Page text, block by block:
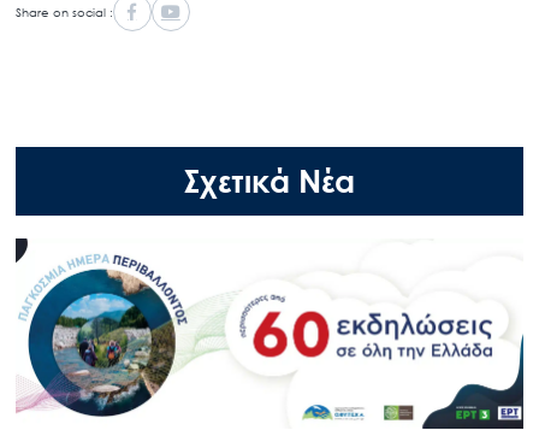
Search
Νέα – Δημοσιότητα
Άξονες δράσης
Μ.Δ.Π.Π.
Share on social :
Σχετικά Νέα